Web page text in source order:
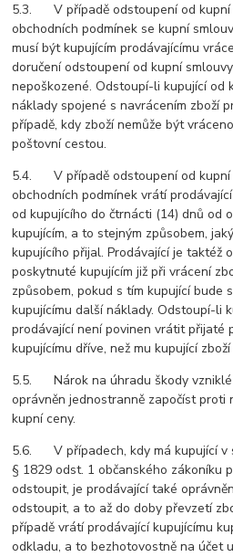
5.3. V případě odstoupení od kupní
obchodních podmínek se kupní
musí být kupujícím prodávajícímu
doručení odstoupení od kupní
nepoškozené. Odstoupí-li kupující od
náklady spojené s navrácením zboží
případě, kdy zboží nemůže být
poštovní cestou.
5.4. V případě odstoupení od kupní
obchodních podmínek vrátí
od kupujícího do čtrnácti (14) dnů od
kupujícím, a to stejným způsobem,
kupujícího přijal. Prodávající je taktéž
poskytnuté kupujícím již při vrácení
způsobem, pokud s tím kupující bude
kupujícímu další náklady. Odstoupí-li
prodávající není povinen vrátit přijaté
kupujícímu dříve, než mu kupující
5.5. Nárok na úhradu škody vzniklé
oprávněn jednostranně započíst proti
kupní ceny.
5.6. V případech, kdy má kupující v
§ 1829 odst. 1 občanského zákoníku
odstoupit, je prodávající také
odstoupit, a to až do doby převzetí
případě vrátí prodávající kupujícímu
odkladu, a to bezhotovostně na účet